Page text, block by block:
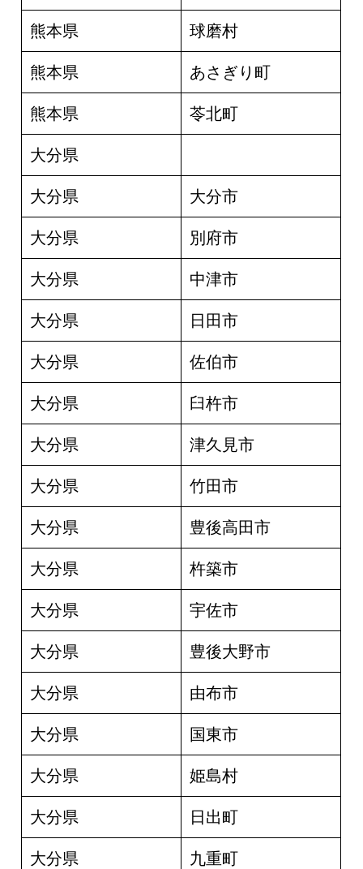
熊本県 球磨村
熊本県 あさぎり町
熊本県 苓北町
大分県
大分県 大分市
大分県 別府市
大分県 中津市
大分県 日田市
大分県 佐伯市
大分県 臼杵市
大分県 津久見市
大分県 竹田市
大分県 豊後高田市
大分県 杵築市
大分県 宇佐市
大分県 豊後大野市
大分県 由布市
大分県 国東市
大分県 姫島村
大分県 日出町
大分県 九重町